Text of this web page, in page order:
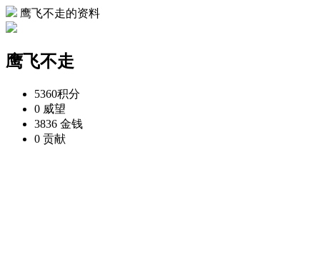
鹰飞不走的资料
鹰飞不走
5360积分
0 威望
3836 金钱
0 贡献